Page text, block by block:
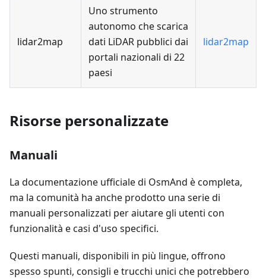
lidar2map
Uno strumento
autonomo che scarica
dati LiDAR pubblici dai
portali nazionali di 22
paesi
lidar2map
Risorse personalizzate
Manuali
La documentazione ufficiale di OsmAnd è completa,
ma la comunità ha anche prodotto una serie di
manuali personalizzati per aiutare gli utenti con
funzionalità e casi d'uso specifici.
Questi manuali, disponibili in più lingue, offrono
spesso spunti, consigli e trucchi unici che potrebbero